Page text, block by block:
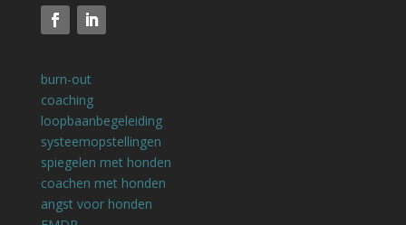
burn-out
coaching
loopbaanbegeleiding
systeemopstellingen
spiegelen met honden
coachen met honden
angst voor honden